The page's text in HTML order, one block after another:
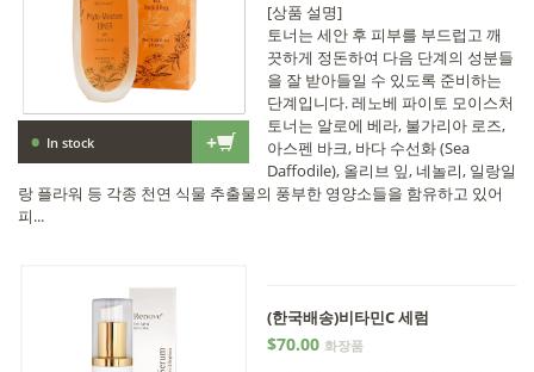
+
• In stock
[상품 설명]
토너는 세안 후 피부를 부드럽고 깨
끗하게 정돈하여 다음 단계의 성분들
을 잘 받아들일 수 있도록 준비하는
단계입니다. 레노베 파이토 모이스처
토너는 알로에 베라, 불가리아 로즈,
아스펜 바크, 바다 수선화 (Sea
Daffodile), 올리브 잎, 네놀리, 일랑일
랑 플라워 등 각종 천연 식물 추출물의 풍부한 영양소들을 함유하고 있어
피...
(한국배송)비타민C 세럼
$70.00 화장품